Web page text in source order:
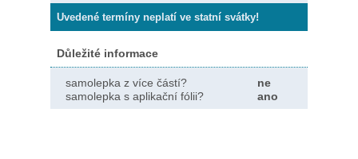
Uvedené termíny neplatí ve statní svátky!
Důležité informace
samolepka z více částí?
ne
samolepka s aplikační fólii?
ano